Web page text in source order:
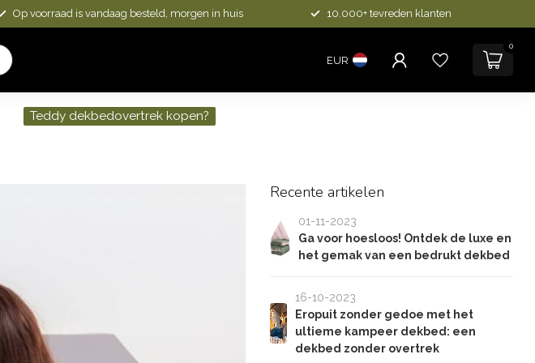
Op voorraad is vandaag besteld, morgen in huis 10.000+ tevreden klanten
EUR
0
Teddy dekbedovertrek kopen?
Recente artikelen
01-11-2023
Ga voor hoesloos! Ontdek de luxe en
het gemak van een bedrukt dekbed
16-10-2023
Eropuit zonder gedoe met het
ultieme kampeer dekbed: een
dekbed zonder overtrek